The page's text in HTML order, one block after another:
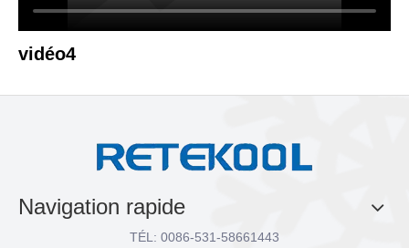
vidéo4
Navigation rapide
TÉL: 0086-531-58661443